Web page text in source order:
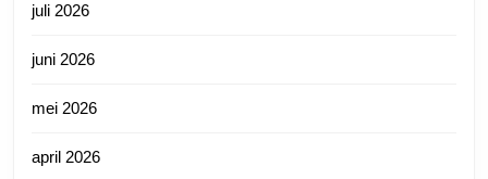
juli 2026
juni 2026
mei 2026
april 2026